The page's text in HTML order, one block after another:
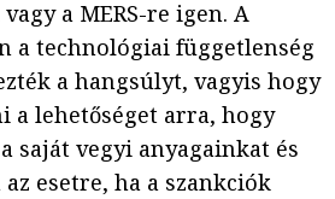
a MERS-re igen. A
a technológiai függetlenség
a hangsúlyt, vagyis hogy
a lehetőséget arra, hogy
saját vegyi anyagainkat és
esetre, ha a szankciók